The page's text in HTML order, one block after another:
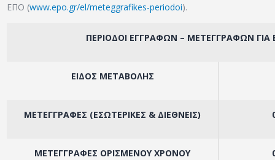
ΕΠΟ (www.epo.gr/el/meteggrafikes-periodoi).
ΠΕΡΙΟΔΟΙ ΕΓΓΡΑΦΩΝ – ΜΕΤΕΓΓΡΑΦΩΝ ΓΙΑ
ΕΙΔΟΣ ΜΕΤΑΒΟΛΗΣ
ΜΕΤΕΓΓΡΑΦΕΣ (ΕΣΩΤΕΡΙΚΕΣ & ΔΙΕΘΝΕΙΣ)
ΜΕΤΕΓΓΡΑΦΕΣ ΟΡΙΣΜΕΝΟΥ ΧΡΟΝΟΥ